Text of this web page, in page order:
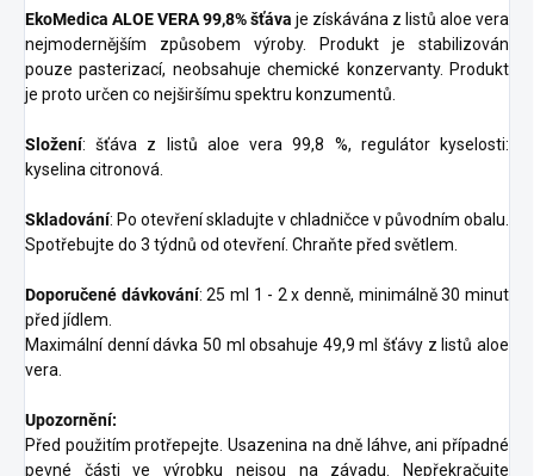
EkoMedica ALOE VERA 99,8% šťáva je získávána z listů aloe vera
nejmodernějším způsobem výroby. Produkt je stabilizován
pouze pasterizací, neobsahuje chemické konzervanty. Produkt
je proto určen co nejširšímu spektru konzumentů.
Složení: šťáva z listů aloe vera 99,8 %, regulátor kyselosti:
kyselina citronová.
Skladování: Po otevření skladujte v chladničce v původním obalu.
Spotřebujte do 3 týdnů od otevření. Chraňte před světlem.
Doporučené dávkování: 25 ml 1 - 2 x denně, minimálně 30 minut
před jídlem.
Maximální denní dávka 50 ml obsahuje 49,9 ml šťávy z listů aloe
vera.
Upozornění:
Před použitím protřepejte. Usazenina na dně láhve, ani případné
pevné části ve výrobku nejsou na závadu. Nepřekračujte